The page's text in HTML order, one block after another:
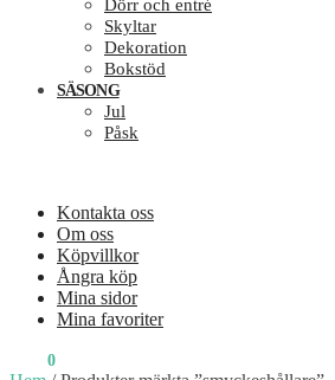
Dörr och entré
Skyltar
Dekoration
Bokstöd
SÄSONG
Jul
Påsk
Kontakta oss
Om oss
Köpvillkor
Ångra köp
Mina sidor
Mina favoriter
0